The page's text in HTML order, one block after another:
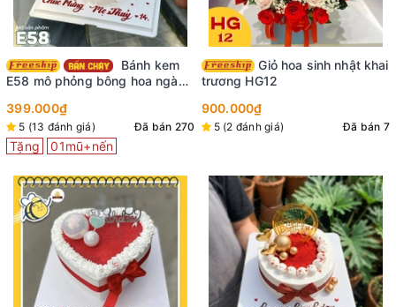
E58 mô phỏng bông hoa ngàn
399.000₫
5 (13 đánh giá) Đã bán 270
Tặng 01mũ+nến
Giỏ hoa sinh nhật khai
trương HG12
900.000₫
5 (2 đánh giá) Đã bán 7